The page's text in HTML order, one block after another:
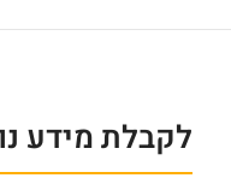
לקבלת מידע